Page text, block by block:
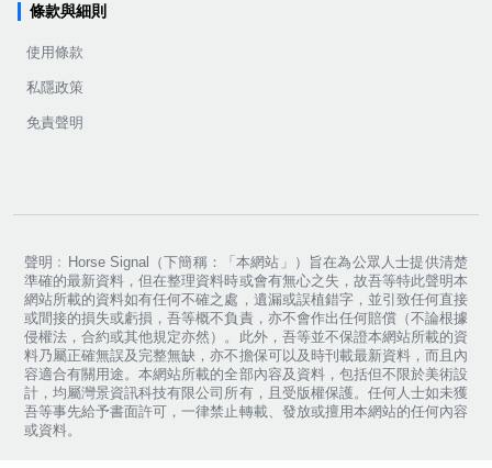
條款與細則
使用條款
私隱政策
免責聲明
聲明﹕Horse Signal（下簡稱：「本網站」）旨在為公眾人士提供清楚
準確的最新資料，但在整理資料時或會有無心之失，故吾等特此聲明本
網站所載的資料如有任何不確之處，遺漏或誤植錯字，並引致任何直接
或間接的損失或虧損，吾等概不負責，亦不會作出任何賠償（不論根據
侵權法，合約或其他規定亦然）。此外，吾等並不保證本網站所載的資
料乃屬正確無誤及完整無缺，亦不擔保可以及時刊載最新資料，而且內
容適合有關用途。本網站所載的全部內容及資料，包括但不限於美術設
計，均屬灣景資訊科技有限公司所有，且受版權保護。任何人士如未獲
吾等事先給予書面許可，一律禁止轉載、發放或擅用本網站的任何內容
或資料。